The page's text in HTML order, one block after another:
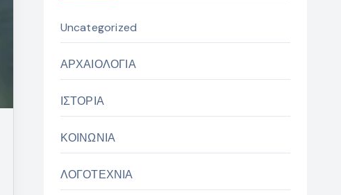
Uncategorized
ΑΡΧΑΙΟΛΟΓΙΑ
ΙΣΤΟΡΙΑ
ΚΟΙΝΩΝΙΑ
ΛΟΓΟΤΕΧΝΙΑ